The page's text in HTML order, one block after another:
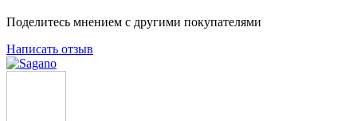
Поделитесь мнением с другими покупателями
Написать отзыв